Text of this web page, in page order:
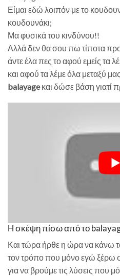
Είμαι εδώ λοιπόν με το
κουδουνάκι;
Μα φυσικά του κινδύνου!!
Αλλά δεν θα σου πω τίποτα
άντε έλα πες το αφού εμείς τα
και αφού τα λέμε όλα μεταξύ
balayageκαι δώσε βάση γιατί
Η σκέψη πίσω από το
Και τώρα ήρθε η ώρα να κάνω
τον τρόπο που μόνο εγώ ξέρω
για να βρούμε τις λύσεις που